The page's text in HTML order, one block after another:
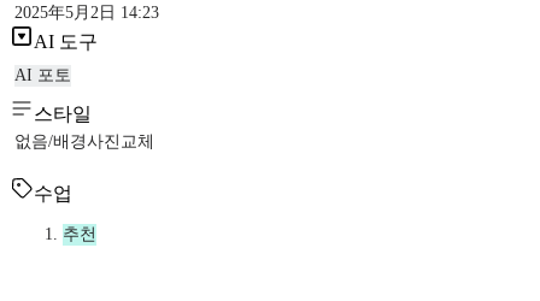
2025年5月2日 14:23
AI 도구
AI 포토
스타일
없음/배경사진교체
수업
추천